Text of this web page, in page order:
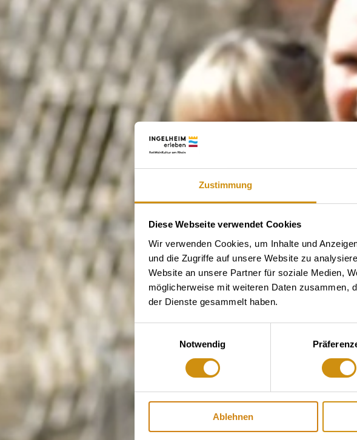
Zustimmung
Diese Webseite verwendet Cookies
Wir verwenden Cookies, um Inhalte und
und die Zugriffe auf unsere Website zu
Website an unsere Partner für soziale Medien,
möglicherweise mit weiteren Daten zusammen,
der Dienste gesammelt haben.
Notwendig
Ablehnen